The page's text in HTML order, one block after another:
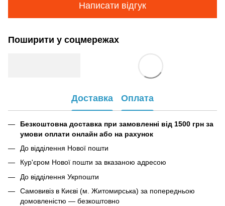
Написати відгук
Поширити у соцмережах
Доставка Оплата
Безкоштовна доставка при замовленні від 1500 грн за
умови оплати онлайн або на рахунок
До відділення Нової пошти
Кур'єром Нової пошти за вказаною адресою
До відділення Укрпошти
Самовивіз в Києві (м. Житомирська) за попередньою
домовленістю — безкоштовно